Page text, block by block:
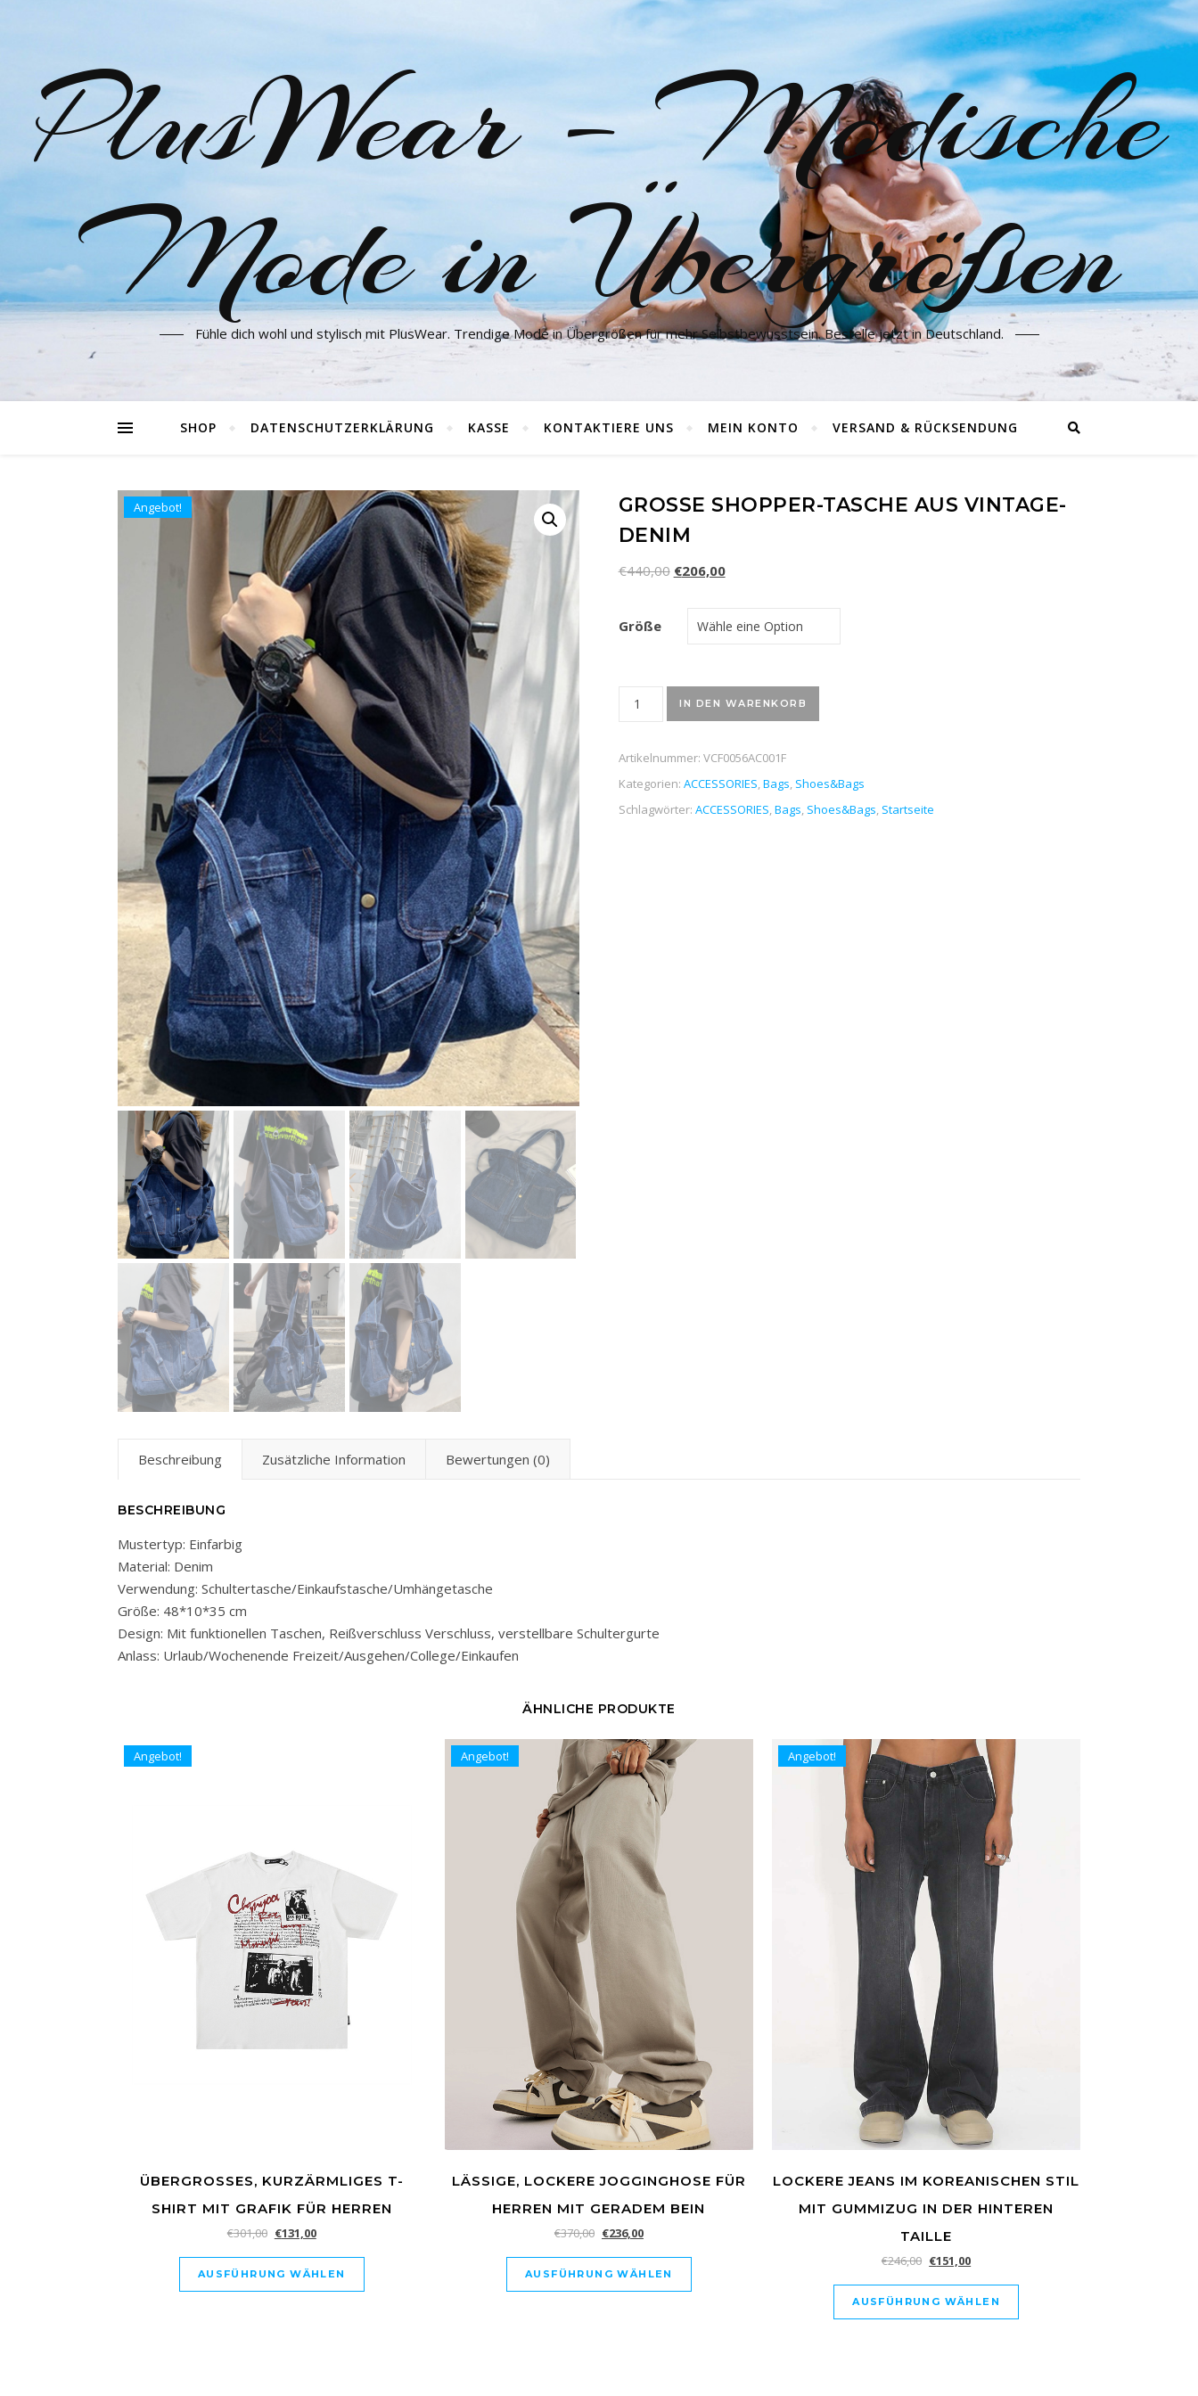
PlusWear – Modische
Mode in Übergrößen
Fühle dich wohl und stylisch mit PlusWear. Trendige Mode in Übergrößen für mehr Selbstbewusstsein. Bestelle jetzt in Deutschland.
SHOP DATENSCHUTZERKLÄRUNG KASSE KONTAKTIERE UNS MEIN KONTO VERSAND & RÜCKSENDUNG
Angebot!
GROSSE SHOPPER-TASCHE AUS VINTAGE-D
ENIM
€440,00 €206,00
Größe
Große Shopper-Tasche aus Vintage-Denim Menge
IN DEN WARENKORB
Artikelnummer: VCF0056AC001F
Kategorien: ACCESSORIES,Bags, Shoes&Bags
Schlagwörter: ACCESSORIES,Bags, Shoes&Bags, Startseite
Beschreibung Zusätzliche Information Bewertungen (0)
BESCHREIBUNG
Mustertyp: Einfarbig
Material: Denim
Verwendung: Schultertasche/Einkaufstasche/Umhängetasche
Größe: 48*10*35 cm
Design: Mit funktionellen Taschen, Reißverschluss Verschluss, verstellbare Schultergurte
Anlass: Urlaub/Wochenende Freizeit/Ausgehen/College/Einkaufen
ÄHNLICHE PRODUKTE
Angebot!
ÜBERGROSSES, KURZÄRMLIGES T-S
HIRT MIT GRAFIK FÜR HERREN
€301,00 €131,00
AUSFÜHRUNG WÄHLEN
Angebot!
LÄSSIGE, LOCKERE JOGGINGHOSE FÜR
HERREN MIT GERADEM BEIN
€370,00 €236,00
AUSFÜHRUNG WÄHLEN
Angebot!
LOCKERE JEANS IM KOREANISCHEN STIL
MIT GUMMIZUG IN DER HINTEREN
TAILLE
€246,00 €151,00
AUSFÜHRUNG WÄHLEN